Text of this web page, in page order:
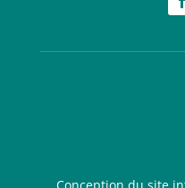
Conception du site